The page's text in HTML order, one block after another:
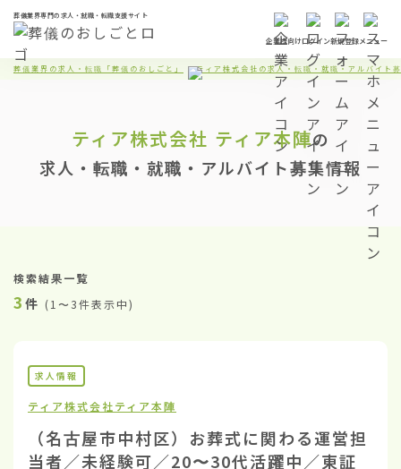
葬儀業界専門の求人・就職・転職支援サイト
企業様向けログイン新規登録メニュー
葬儀業界の求人・転職「葬儀のおしごと」 ティア株式会社の求人・転職・就職・アルバイト
ティア株式会社 ティア本陣の
求人・転職・就職・アルバイト募集情報
検索結果一覧
3 件 (1〜3件表示中)
求人情報
ティア株式会社ティア本陣
（名古屋市中村区）お葬式に関わる運営担
当者／未経験可／20〜30代活躍中／東証